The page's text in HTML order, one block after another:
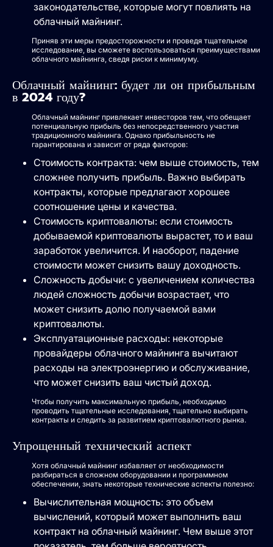
законодательстве, которые могут повлиять на
облачный майнинг.
Приняв эти меры предосторожности и проведя тщательное
исследование, вы сможете воспользоваться преимуществами
облачного майнинга, сведя риски к минимуму.
Облачный майнинг: будет ли он прибыльным
в 2024 году?
Облачный майнинг привлекает инвесторов тем, что обещает
потенциальную прибыль без непосредственного участия
традиционного майнинга. Однако прибыльность не
гарантирована и зависит от ряда факторов:
Стоимость контракта: чем выше стоимость, тем
сложнее получить прибыль. Важно выбирать
контракты, которые предлагают хорошее
соотношение цены и качества.
Стоимость криптовалюты: если стоимость
добываемой криптовалюты вырастет, то и ваш
заработок увеличится. И наоборот, падение
стоимости может снизить вашу доходность.
Сложность добычи: с увеличением количества
людей сложность добычи возрастает, что
может снизить долю получаемой вами
криптовалюты.
Эксплуатационные расходы: некоторые
провайдеры облачного майнинга вычитают
расходы на электроэнергию и обслуживание,
что может снизить ваш чистый доход.
Чтобы получить максимальную прибыль, необходимо
проводить тщательные исследования, тщательно выбирать
контракты и следить за развитием криптовалютного рынка.
Упрощенный технический аспект
Хотя облачный майнинг избавляет от необходимости
разбираться в сложном оборудовании и программном
обеспечении, знать некоторые технические аспекты полезно:
Вычислительная мощность: это объем
вычислений, который может выполнить ваш
контракт на облачный майнинг. Чем выше этот